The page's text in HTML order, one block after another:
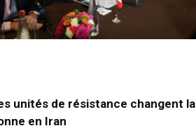
unités de résistance changent la
en Iran